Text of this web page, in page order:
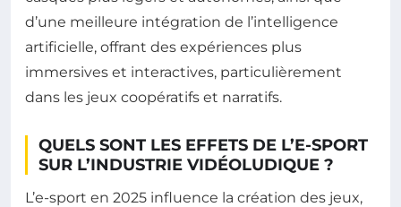
d’une meilleure intégration de l’intelligence
artificielle, offrant des expériences plus
immersives et interactives, particulièrement
dans les jeux coopératifs et narratifs.
QUELS SONT LES EFFETS DE L’E-SPORT
SUR L’INDUSTRIE VIDÉOLUDIQUE ?
L’e-sport en 2025 influence la création des jeux,